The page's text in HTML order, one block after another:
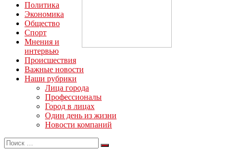
Политика
Экономика
Общество
Спорт
Мнения и
интервью
Происшествия
Важные новости
Наши рубрики
Лица города
Профессионалы
Город в лицах
Один день из жизни
Новости компаний